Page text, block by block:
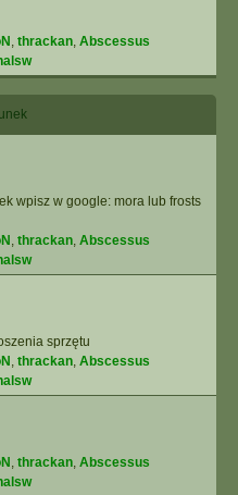
, thrackan, Abscessus
wpisz w google: mora lub frosts
, thrackan, Abscessus
sprzętu
, thrackan, Abscessus
, thrackan, Abscessus